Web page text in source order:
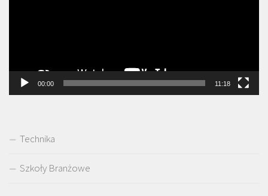
00:00 11:18
Technika
Szkoły Branżowe